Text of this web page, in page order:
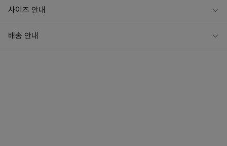
사이즈 안내
배송 안내